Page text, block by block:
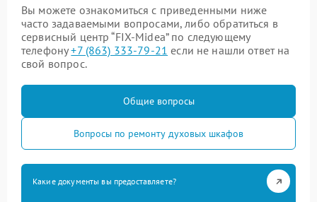
Вы можете ознакомиться с приведенными ниже
часто задаваемыми вопросами, либо обратиться в
сервисный центр “FIX-Midea” по следующему
телефону+7 (863) 333-79-21 если не нашли ответ на
свой вопрос.
Общие вопросы
Вопросы по ремонту духовых шкафов
Какие документы вы предоставляете?